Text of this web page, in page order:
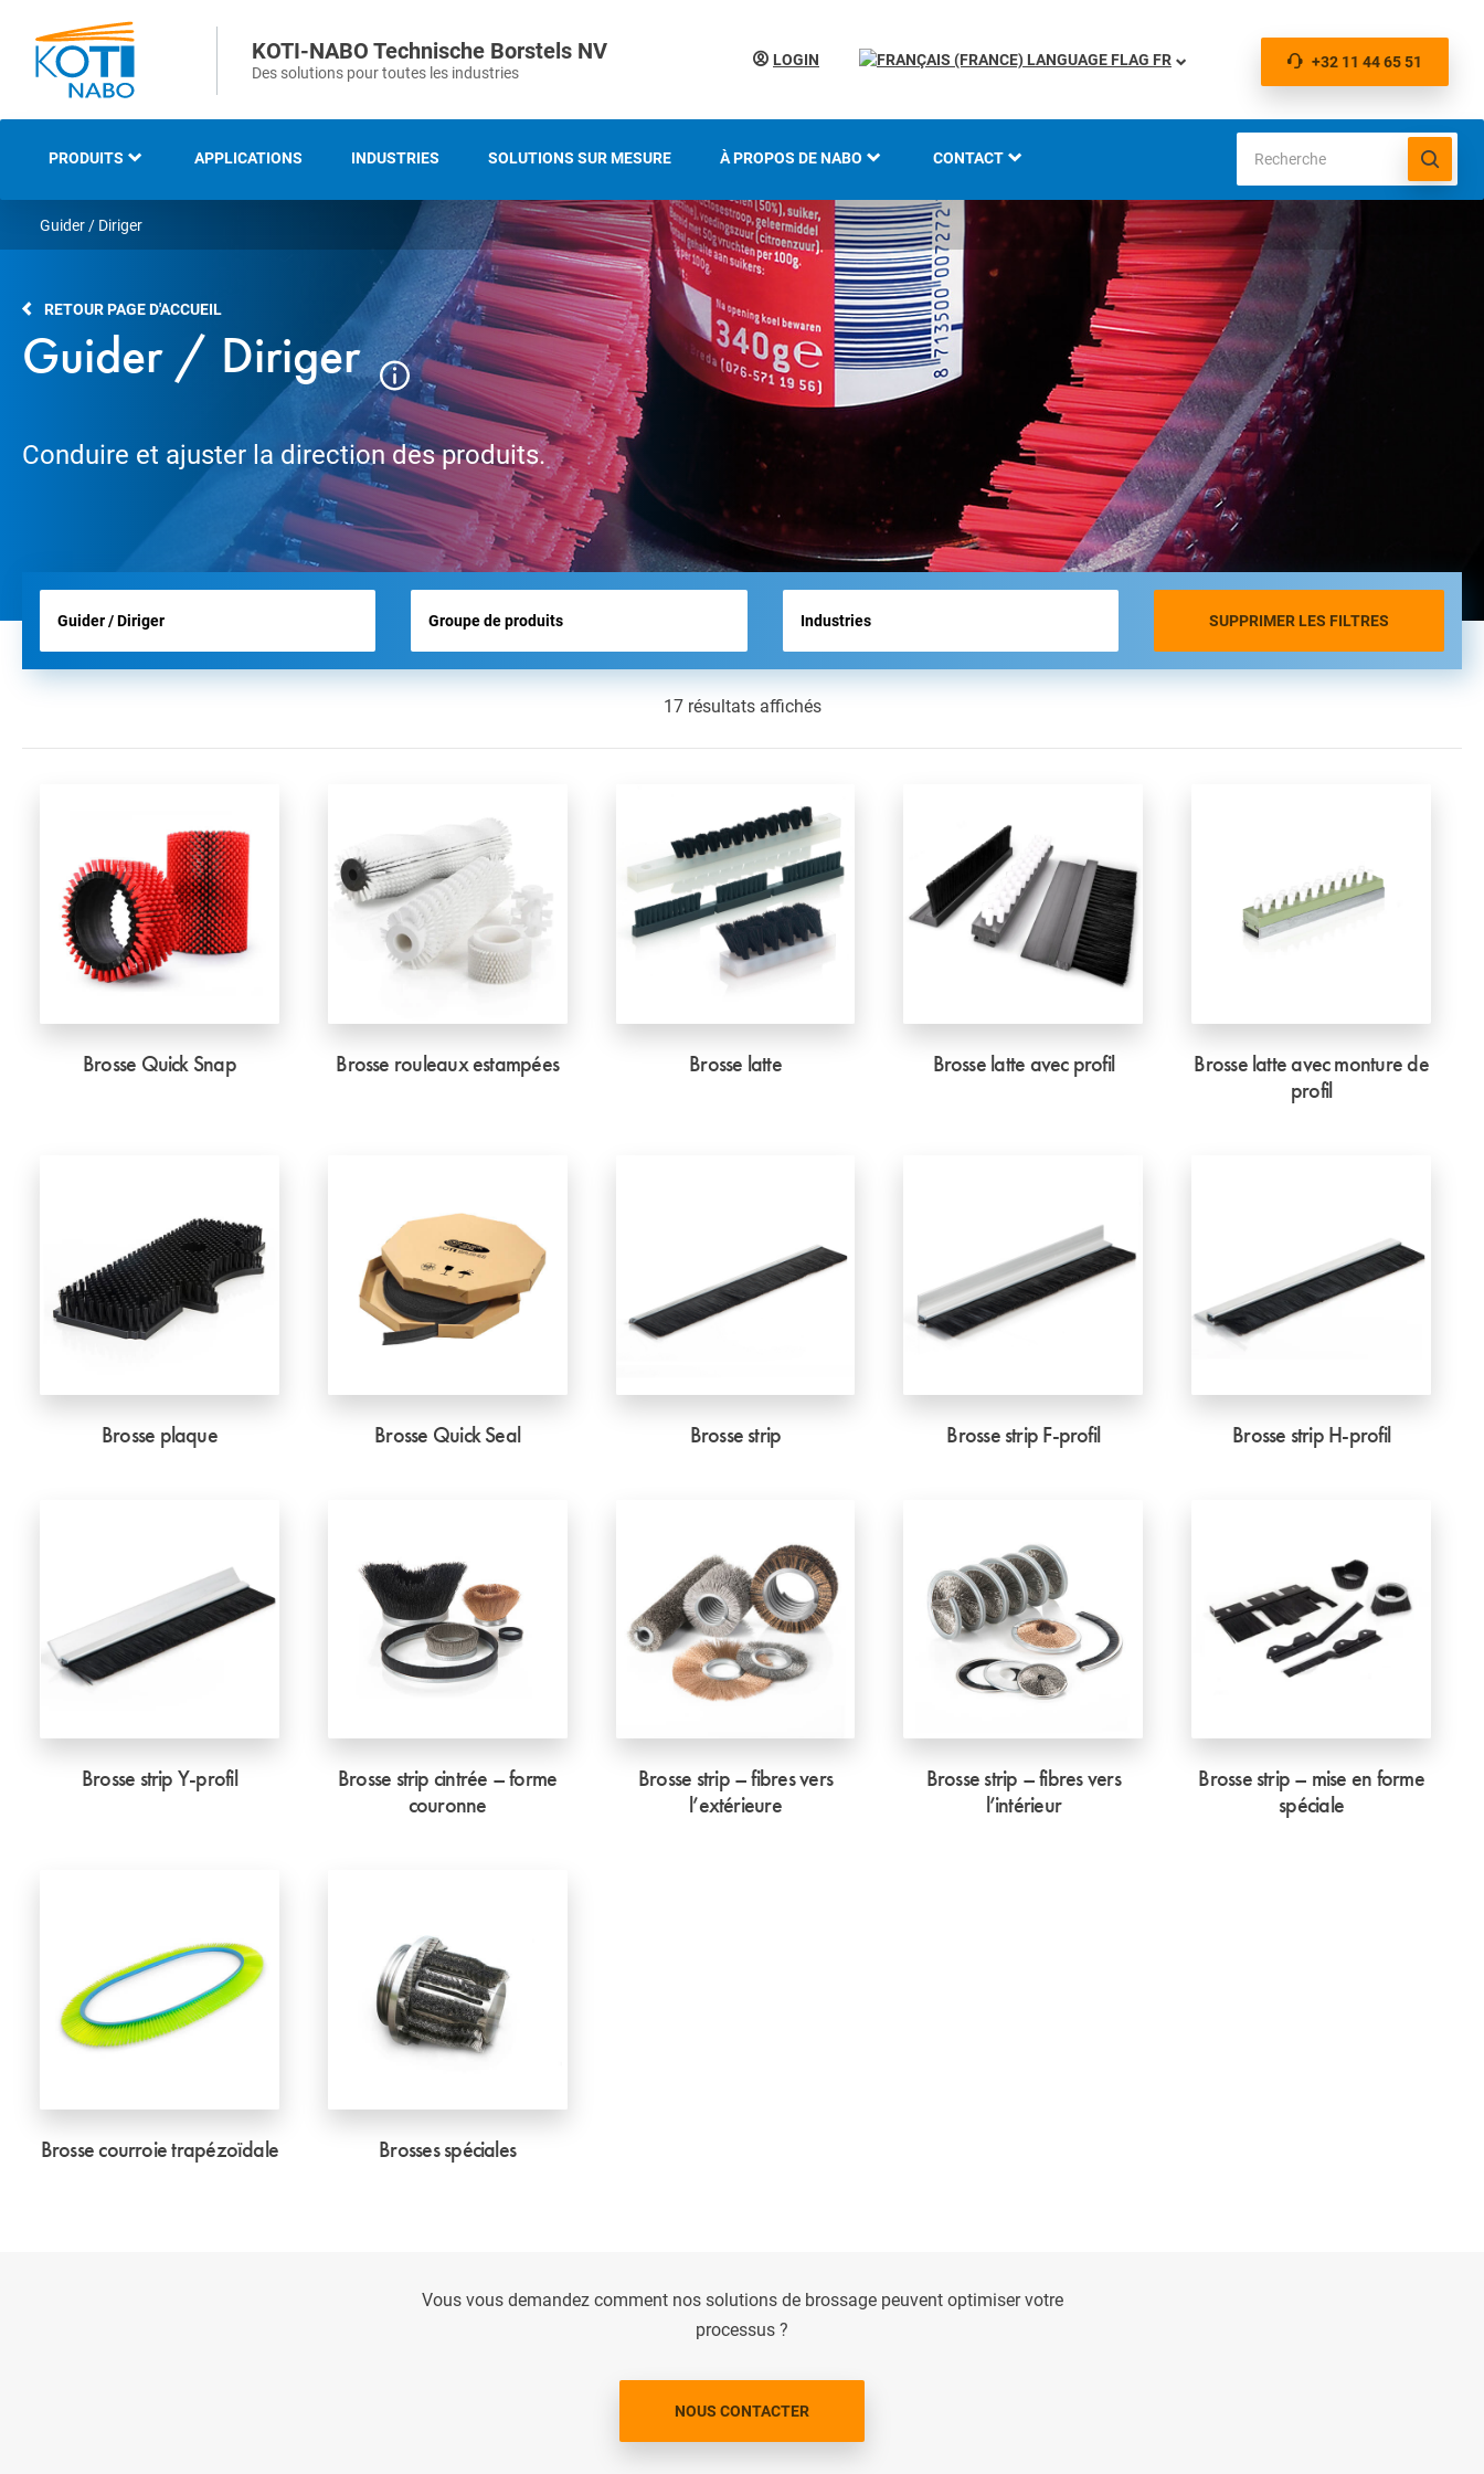
KOTI-NABO Technische Borstels NV
Des solutions pour toutes les industries
LOGIN FR +32 11 44 65 51
PRODUITS
BROSSES INDUSTRIELLES
BROSSES STRIPS ET
BROSSES DE VOIRIE
BROSSES D’HYGIÈNE
TOUS LES PRODUITS
APPLICATIONS INDUSTRIES SOLUTIONS SUR MESURE À PROPOS DE NABO
LE GROUPE KOTI
SAVOIR-FAIRE ET EXPERTISE
INNOVATION ET
DÉVELOPPEMENT DURABLE
PRÉSENTATION DU SALON
ACTUALITÉS
CONTACT
LOCATIONS
Guider / Diriger
RETOUR PAGE D'ACCUEIL
Guider / Diriger
Conduire et ajuster la direction des produits.
SUPPRIMER LES FILTRES
17 résultats affichés
Brosse Quick Snap Brosse rouleaux estampées Brosse latte Brosse latte avec profil
Brosse latte avec monture de
profil
Brosse plaque Brosse Quick Seal Brosse strip Brosse strip F-profil Brosse strip H-profil
Brosse strip Y-profil
Brosse strip cintrée – forme
couronne
Brosse strip – fibres vers
l’extérieure
Brosse strip – fibres vers
l’intérieur
Brosse strip – mise en forme
spéciale
Brosse courroie trapézoïdale Brosses spéciales
Vous vous demandez comment nos solutions de brossage peuvent optimiser votre
processus ?
NOUS CONTACTER